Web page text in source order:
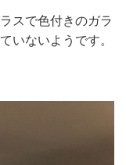
スで色付きのガラ
いないようです。